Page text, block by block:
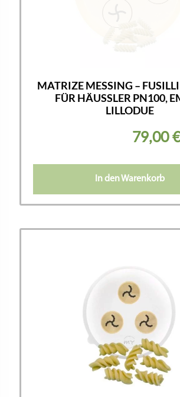
MATRIZE MESSING –
FÜR HÄUSSLER PN100,
LILLODUE
79,00
In den Warenkorb